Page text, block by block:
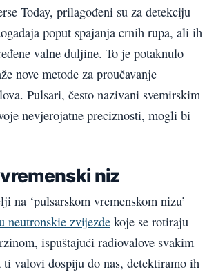
Today, prilagođeni su za detekciju
poput spajanja crnih rupa, ali ih
valne duljine. To je potaknulo
nove metode za proučavanje
Pulsari, često nazivani svemirskim
nevjerojatne preciznosti, mogli bi
niz
na ‘pulsarskom vremenskom nizu’
neutronskie zvijezde koje se rotiraju
ispuštajući radiovalove svakim
ti valovi dospiju do nas, detektiramo ih